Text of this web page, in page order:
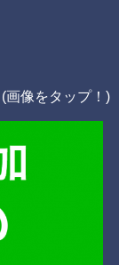
画像をタップ！)